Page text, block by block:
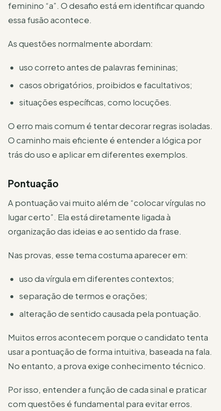
feminino “a”. O desafio está em identificar quando
essa fusão acontece.
As questões normalmente abordam:
uso correto antes de palavras femininas;
casos obrigatórios, proibidos e facultativos;
situações específicas, como locuções.
O erro mais comum é tentar decorar regras isoladas.
O caminho mais eficiente é entender a lógica por
trás do uso e aplicar em diferentes exemplos.
Pontuação
A pontuação vai muito além de “colocar vírgulas no
lugar certo”. Ela está diretamente ligada à
organização das ideias e ao sentido da frase.
Nas provas, esse tema costuma aparecer em:
uso da vírgula em diferentes contextos;
separação de termos e orações;
alteração de sentido causada pela pontuação.
Muitos erros acontecem porque o candidato tenta
usar a pontuação de forma intuitiva, baseada na fala.
No entanto, a prova exige conhecimento técnico.
Por isso, entender a função de cada sinal e praticar
com questões é fundamental para evitar erros.